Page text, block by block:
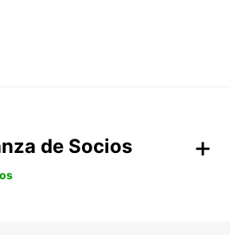
de Socios